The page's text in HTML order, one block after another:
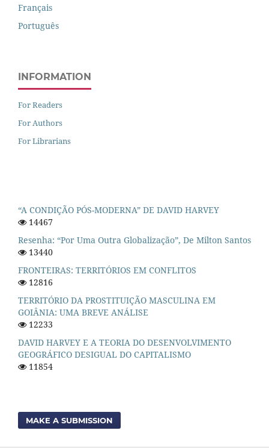
Français
Português
INFORMATION
For Readers
For Authors
For Librarians
“A CONDIÇÃO PÓS-MODERNA” DE DAVID HARVEY
14467
Resenha: “Por Uma Outra Globalização”, De Milton Santos
13440
FRONTEIRAS: TERRITÓRIOS EM CONFLITOS
12816
TERRITÓRIO DA PROSTITUIÇÃO MASCULINA EM
GOIÂNIA: UMA BREVE ANÁLISE
12233
DAVID HARVEY E A TEORIA DO DESENVOLVIMENTO
GEOGRÁFICO DESIGUAL DO CAPITALISMO
11854
MAKE A SUBMISSION